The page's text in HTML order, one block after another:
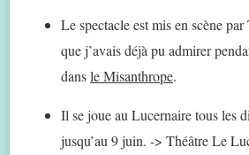
Le spectacle est mis en scène
que j’avais déjà pu admirer
dansle Misanthrope.
Il se joue au Lucernaire tous les
jusqu’au 9 juin. -> Théâtre Le